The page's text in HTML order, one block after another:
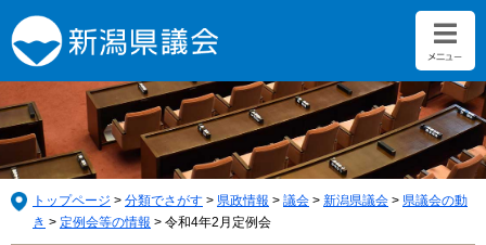
ー
ジ
の
先
頭
で
す。
ニ
ュ
ー
を
飛
ば
し
て
トップページ > 分類でさがす > 県政情報 > 議会 > 新潟県議会 > 県議会の動
き > 定例会等の情報 > 令和4年2月定例会